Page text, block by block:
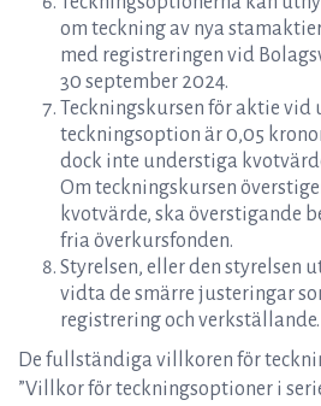
om teckning av nya
med registreringen vid
30 september 2024.
Teckningskursen för aktie
teckningsoption är 0,05
dock inte understiga
Om teckningskursen
kvotvärde, ska överstigande
fria överkursfonden.
Styrelsen, eller den styrelsen
vidta de smärre justeringar
registrering och verkställande.
De fullständiga villkoren för
”Villkor för teckningsoptioner i